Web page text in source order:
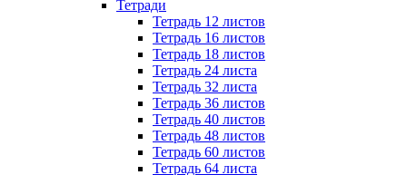
Тетради
Тетрадь 12 листов
Тетрадь 16 листов
Тетрадь 18 листов
Тетрадь 24 листа
Тетрадь 32 листа
Тетрадь 36 листов
Тетрадь 40 листов
Тетрадь 48 листов
Тетрадь 60 листов
Тетрадь 64 листа